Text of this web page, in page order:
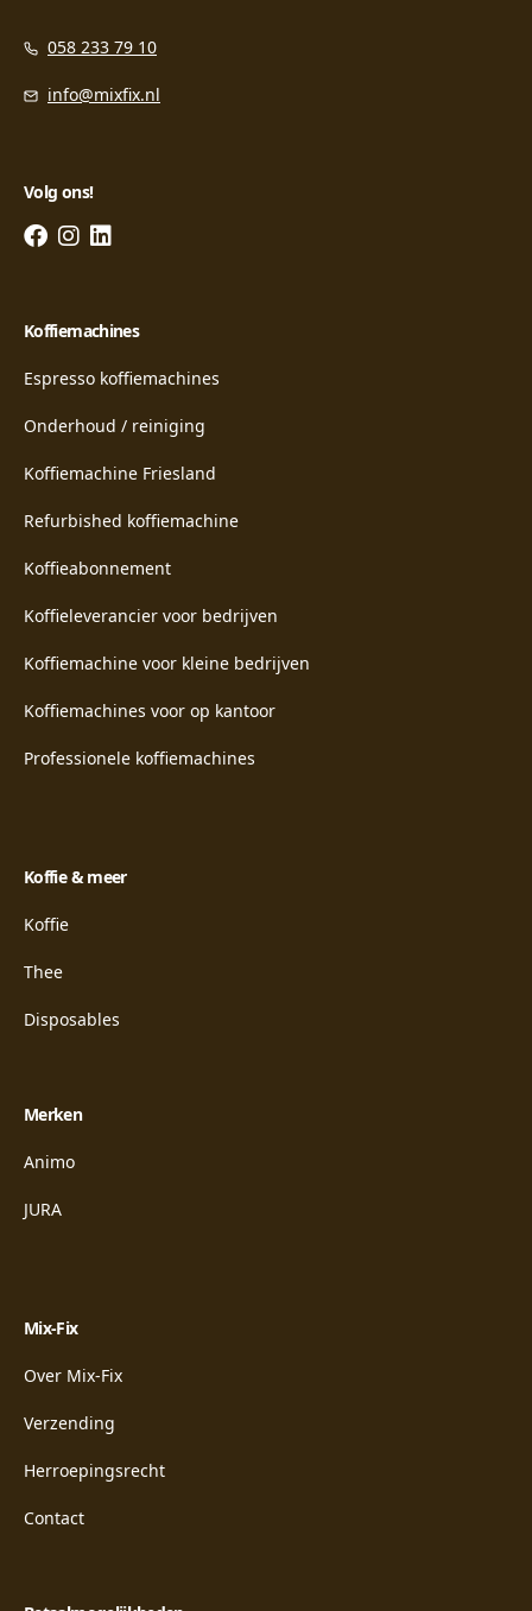
058 233 79 10
info@mixfix.nl
Volg ons!
Koffiemachines
Espresso koffiemachines
Onderhoud / reiniging
Koffiemachine Friesland
Refurbished koffiemachine
Koffieabonnement
Koffieleverancier voor bedrijven
Koffiemachine voor kleine bedrijven
Koffiemachines voor op kantoor
Professionele koffiemachines
Koffie & meer
Koffie
Thee
Disposables
Merken
Animo
JURA
Mix-Fix
Over Mix-Fix
Verzending
Herroepingsrecht
Contact